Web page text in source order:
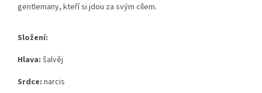
gentlemany, kteří si jdou za svým cílem.
Složení:
Hlava: šalvěj
Srdce: narcis